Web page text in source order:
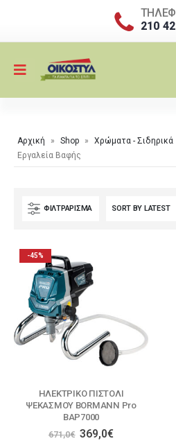
210
Αρχική » Shop » Χρώματα - Σιδηρικά
Εργαλεία Βαφής
ΦΙΛΤΡΆΡΙΣΜΑ
-45%
ΗΛΕΚΤΡΙΚΟ ΠΙΣΤΟΛΙ
ΨΕΚΑΣΜΟΥ BORMANN Pro
BAP7000
671,0€ 369,0€